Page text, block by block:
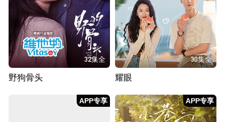
32集全
野狗骨头
30集全
耀眼
APP专享 APP专享